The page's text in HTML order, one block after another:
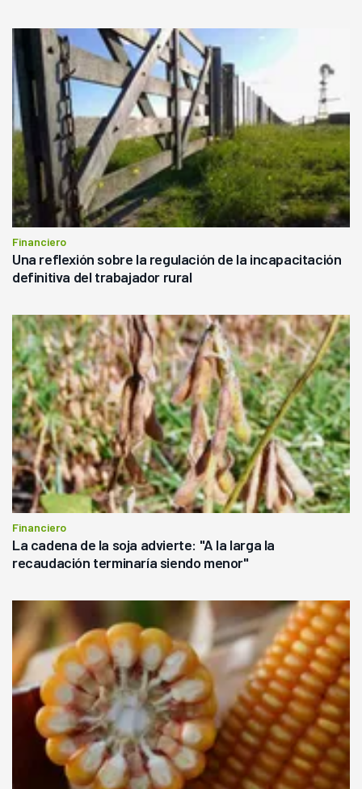
Financiero
Una reflexión sobre la regulación de la incapacitación
definitiva del trabajador rural
Financiero
La cadena de la soja advierte: "A la larga la
recaudación terminaría siendo menor"